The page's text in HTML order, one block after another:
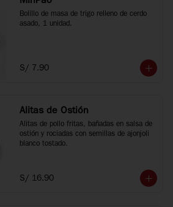
Bolillo de masa de trigo relleno de cerdo
asado, 1 unidad.
S/ 7.90
Alitas de Ostión
Alitas de pollo fritas, bañadas en salsa de
ostión y rociadas con semillas de ajonjoli
blanco tostado.
S/ 16.90